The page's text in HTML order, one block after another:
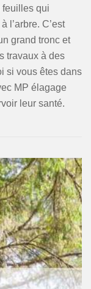
feuilles qui
l’arbre. C’est
grand tronc et
travaux à des
si vous êtes dans
MP élagage
leur santé.